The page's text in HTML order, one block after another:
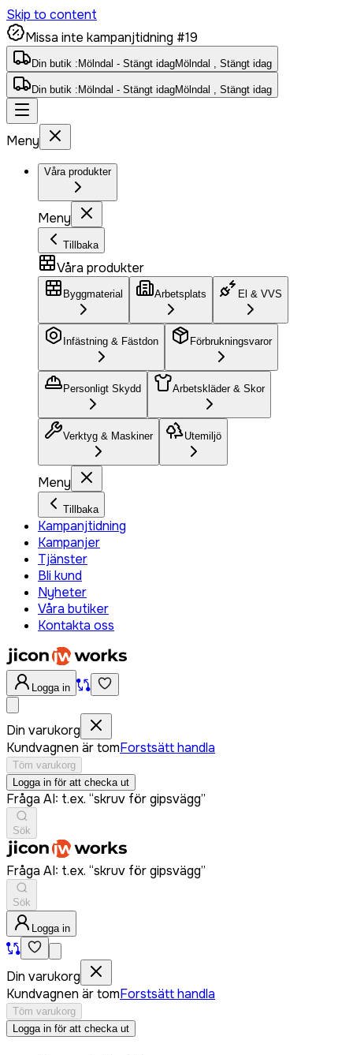
Skip to content
Missa inte kampanjtidning #19
Din butik : Mölndal - Stängt idagMölndal , Stängt idag
Din butik : Mölndal - Stängt idagMölndal , Stängt idag
Meny
Våra produkter
Meny
Tillbaka
Våra produkter
Byggmaterial Arbetsplats El & VVS
Infästning & Fästdon Förbrukningsvaror
Personligt Skydd Arbetskläder & Skor
Verktyg & Maskiner Utemiljö
Meny
Tillbaka
Kampanjtidning
Kampanjer
Tjänster
Bli kund
Nyheter
Våra butiker
Kontakta oss
Logga in
Din varukorg
Kundvagnen är tomForstsätt handla
Töm varukorg
Logga in för att checka ut
Fråga AI: t.ex. “skruv för gipsvägg”
Sök
Fråga AI: t.ex. “skruv för gipsvägg”
Sök
Logga in
Din varukorg
Kundvagnen är tomForstsätt handla
Töm varukorg
Logga in för att checka ut